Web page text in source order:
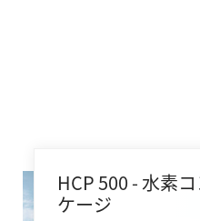
HCP 500 - 水素
ケージ